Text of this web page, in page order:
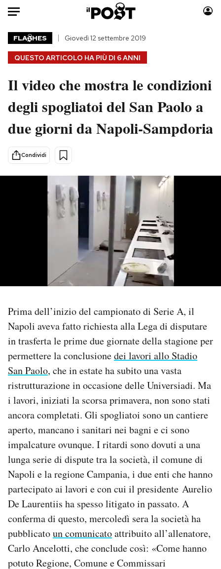
Auto
HOME
Italia
Politica
Tecnologia
Internet
Scienza
Sport
Moda
Consumismi
Storie/Idee
Altrecose
Mondiali calcio 2026
NEWSLETTER
I MIEI PREFERITI
SHOP
CALENDARIO
AREA PERSONALE
Newsletter
Notifiche mobile
Regala il Post
Hai bisogno di aiuto?
Esci
QUESTO ARTICOLO HA PIÙ DI 6 ANNI
FLA HES Giovedì 12 settembre 2019
Il video che mostra le condizioni
degli spogliatoi del San Paolo a
due giorni da Napoli-Sampdoria
Condividi
Prima dell’inizio del campionato di Serie A, il
Napoli aveva fatto richiesta alla Lega di disputare
in trasferta le prime due giornate della stagione per
permettere la conclusionedei lavori allo Stadio
San Paolo, che in estate ha subito una vasta
ristrutturazione in occasione delle Universiadi. Ma
i lavori, iniziati la scorsa primavera, non sono stati
ancora completati. Gli spogliatoi sono un cantiere
aperto, mancano i sanitari nei bagni e ci sono
impalcature ovunque. I ritardi sono dovuti a una
lunga serie di dispute tra la società, il comune di
Napoli e la regione Campania, i due enti che hanno
partecipato ai lavori e con cui il presidente Aurelio
De Laurentiis ha spesso litigato in passato. A
conferma di questo, mercoledì sera la società ha
pubblicatoun comunicatoattribuito all’allenatore,
Carlo Ancelotti, che conclude così: «Come hanno
potuto Regione, Comune e Commissari